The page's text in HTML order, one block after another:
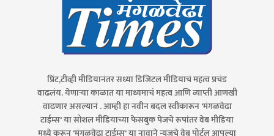
प्रिंट,टीव्ही मीडियानंतर सध्या डिजिटल मीडियाचं महत्व प्रचंड
वाढलंय. येणाऱ्या काळात या माध्यमाचं महत्व आणि व्याप्ती आणखी
वाढणार असल्यानं . आम्ही हा नवीन बदल स्वीकारून 'मंगळवेढा
टाईम्स' या सोशल मीडियाच्या फेसबुक पेजचे रूपांतर वेब मीडिया